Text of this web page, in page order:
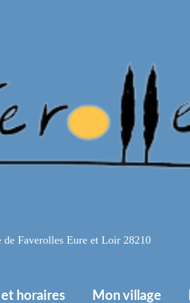
Faverolles Eure et Loir 28210
horaires Mon village